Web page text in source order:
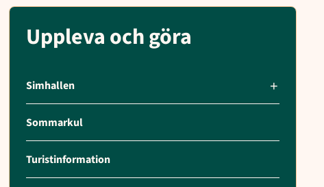
Uppleva och göra
Simhallen
Sommarkul
Turistinformation